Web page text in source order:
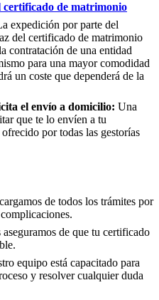
de matrimonio
expedición por parte del
del certificado de matrimonio
contratación de una entidad
para una mayor comodidad
un coste que dependerá de la
el envío a domicilio: Una
que te lo envíen a tu
por todas las gestorías
de todos los trámites por
aseguramos de que tu certificado
equipo está capacitado para
y resolver cualquier duda